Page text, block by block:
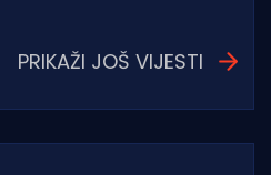
PRIKAŽI JOŠ VIJESTI